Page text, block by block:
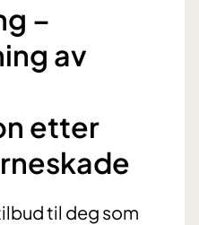
–
av
etter
til deg som